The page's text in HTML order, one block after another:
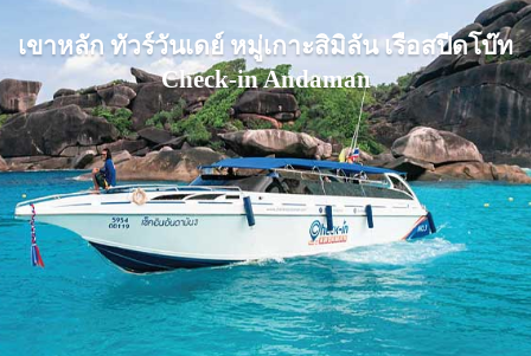
เขาหลัก ทัวร์วันเดย์ หมู่เกาะสิมิลัน เรือสปีดโบ๊ท
Check-in Andaman